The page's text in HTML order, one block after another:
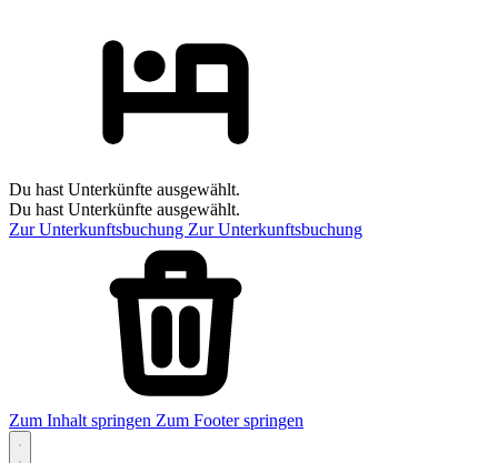
Du hast Unterkünfte ausgewählt.
Du hast Unterkünfte ausgewählt.
Zur Unterkunftsbuchung Zur Unterkunftsbuchung
Zum Inhalt springen Zum Footer springen